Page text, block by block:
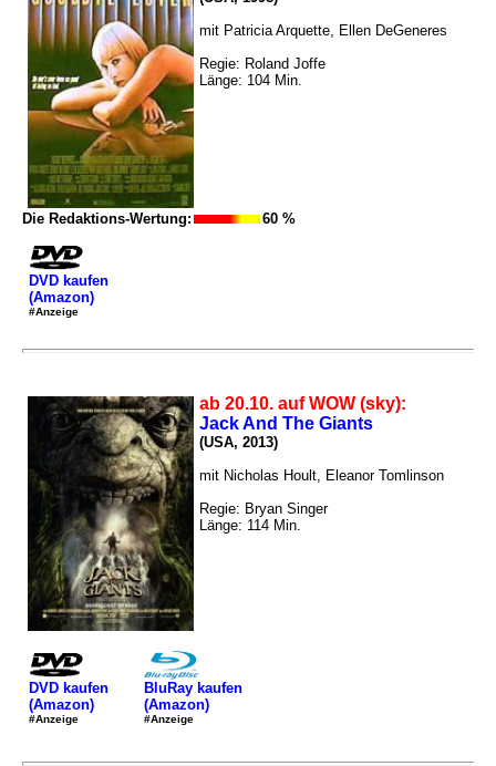
mit Patricia Arquette, Ellen DeGeneres
Regie: Roland Joffe
Länge: 104 Min.
Die Redaktions-Wertung: 60 %
DVD kaufen
(Amazon)
#Anzeige
ab 20.10. auf WOW (sky):
Jack And The Giants
(USA, 2013)
mit Nicholas Hoult, Eleanor Tomlinson
Regie: Bryan Singer
Länge: 114 Min.
DVD kaufen
(Amazon)
#Anzeige
BluRay kaufen
(Amazon)
#Anzeige